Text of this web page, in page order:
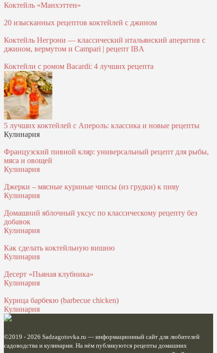
Коктейль «Манхэттен»
20 изысканных рецептов коктейлей с джином
Коктейль Негрони — классический итальянский аперитив с
джином, вермутом и Campari | рецепт IBA
Коктейли с ромом Bacardi: 4 лучших рецепта
5 лучших коктейлей с Апероль: классика и новые рецепты
Кулинария
Французский пивной кляр: универсальный рецепт для рыбы,
мяса и овощей
Кулинария
Джерки – мясные куриные чипсы (из грудки) к пиву
Кулинария
Домашний яблочный уксус по классическому рецепту без
добавок
Кулинария
Как сделать коктейльную вишню
Кулинария
Десерт «Пьяная клубника»
Кулинария
Курица барбекю (barbecue chicken)
Кулинария
©2019 - 2026 Sadzagotovka.ru — информационный сайт для любителей
садоводства и кулинарии. На нём публикуются рецепты домашних